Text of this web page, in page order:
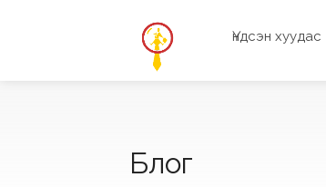
Үндсэн хуудас
Блог